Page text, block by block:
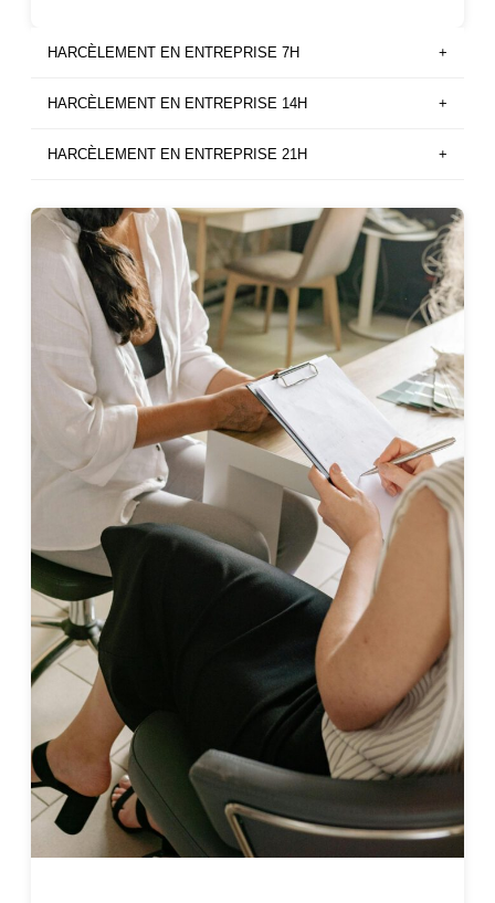
HARCÈLEMENT EN ENTREPRISE 7H +
HARCÈLEMENT EN ENTREPRISE 14H +
HARCÈLEMENT EN ENTREPRISE 21H +